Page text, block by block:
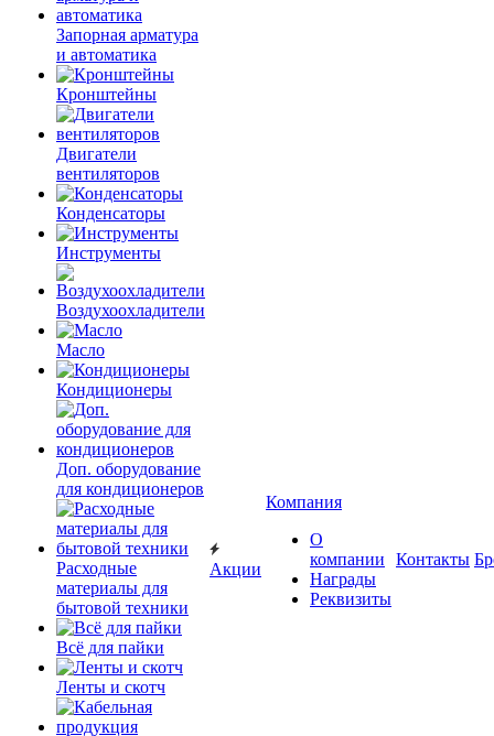
Запорная арматура
и автоматика
Кронштейны
Двигатели
вентиляторов
Конденсаторы
Инструменты
Воздухоохладители
Масло
Кондиционеры
Доп. оборудование
для кондиционеров
Расходные
материалы для
бытовой техники
Всё для пайки
Ленты и скотч
Акции
Компания
О
компании
Награды
Реквизиты
Контакты